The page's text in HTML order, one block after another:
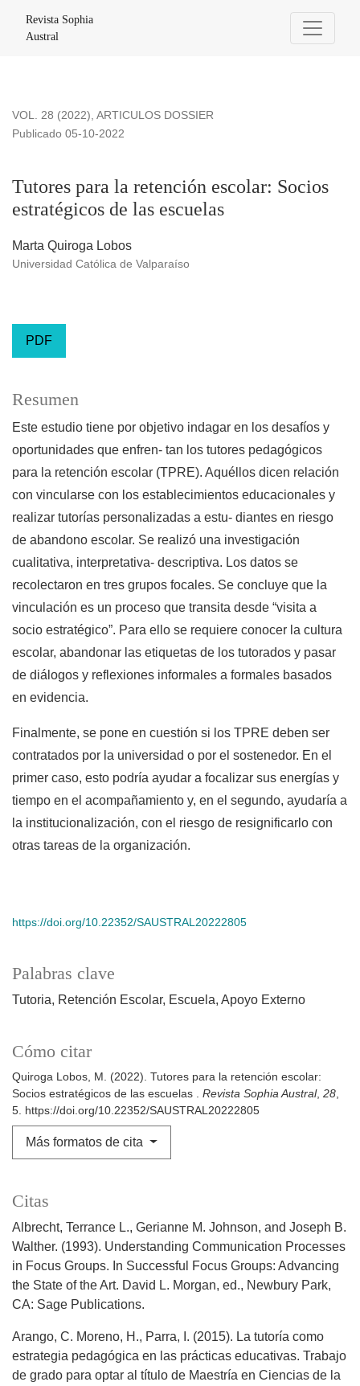
Revista Sophia
Austral
VOL. 28 (2022), ARTICULOS DOSSIER
Tutores para la retención escolar: Socios
estratégicos de las escuelas
Publicado 05-10-2022
Marta Quiroga Lobos
Universidad Católica de Valparaíso
PDF
Palabras clave
Tutoria Retención Escolar Escuela Apoyo Externo
Cómo citar
Quiroga Lobos, M. (2022). Tutores para la retención escolar:
Socios estratégicos de las escuelas . Revista Sophia Austral, 28,
5. https://doi.org/10.22352/SAUSTRAL20222805
Más formatos de cita
Resumen
Este estudio tiene por objetivo indagar en los desafíos y
oportunidades que enfren- tan los tutores pedagógicos
para la retención escolar (TPRE). Aquéllos dicen relación
con vincularse con los establecimientos educacionales y
realizar tutorías personalizadas a estu- diantes en riesgo
de abandono escolar. Se realizó una investigación
cualitativa, interpretativa- descriptiva. Los datos se
recolectaron en tres grupos focales. Se concluye que la
vinculación es un proceso que transita desde “visita a
socio estratégico”. Para ello se requiere conocer la cultura
escolar, abandonar las etiquetas de los tutorados y pasar
de diálogos y reflexiones informales a formales basados
en evidencia.
Finalmente, se pone en cuestión si los TPRE deben ser
contratados por la universidad o por el sostenedor. En el
primer caso, esto podría ayudar a focalizar sus energías y
tiempo en el acompañamiento y, en el segundo, ayudaría a
la institucionalización, con el riesgo de resignificarlo con
otras tareas de la organización.
https://doi.org/10.22352/SAUSTRAL20222805
Citas
Albrecht, Terrance L., Gerianne M. Johnson, and Joseph B.
Walther. (1993). Understanding Communication Processes
in Focus Groups. In Successful Focus Groups: Advancing
the State of the Art. David L. Morgan, ed., Newbury Park,
CA: Sage Publications.
Arango, C. Moreno, H., Parra, I. (2015). La tutoría como
estrategia pedagógica en las prácticas educativas. Trabajo
de grado para optar al título de Maestría en Ciencias de la